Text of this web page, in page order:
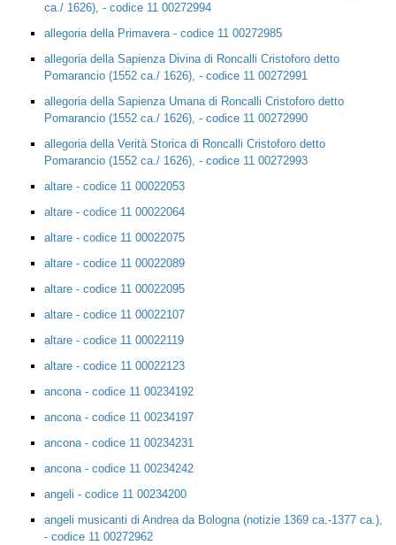
ca./ 1626), - codice 11 00272994
allegoria della Primavera - codice 11 00272985
allegoria della Sapienza Divina di Roncalli Cristoforo detto
Pomarancio (1552 ca./ 1626), - codice 11 00272991
allegoria della Sapienza Umana di Roncalli Cristoforo detto
Pomarancio (1552 ca./ 1626), - codice 11 00272990
allegoria della Verità Storica di Roncalli Cristoforo detto
Pomarancio (1552 ca./ 1626), - codice 11 00272993
altare - codice 11 00022053
altare - codice 11 00022064
altare - codice 11 00022075
altare - codice 11 00022089
altare - codice 11 00022095
altare - codice 11 00022107
altare - codice 11 00022119
altare - codice 11 00022123
ancona - codice 11 00234192
ancona - codice 11 00234197
ancona - codice 11 00234231
ancona - codice 11 00234242
angeli - codice 11 00234200
angeli musicanti di Andrea da Bologna (notizie 1369 ca.-1377 ca.),
- codice 11 00272962